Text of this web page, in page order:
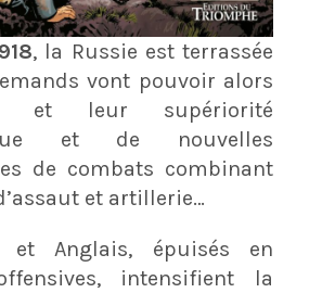
, la Russie est terrassée
vont pouvoir alors
et leur supériorité
et de nouvelles
de combats combinant
et artillerie…
et Anglais, épuisés en
intensifient la